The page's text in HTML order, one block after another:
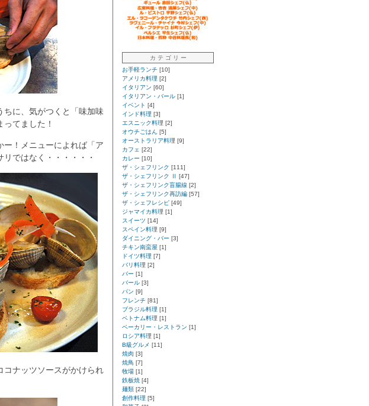
ちに、気がつくと「味加味
てました！
ー！メニューによれば「ア
ではなく・・・・・・
コナッツソースがかけられ
カ テ ゴ リ ー
お手軽ランチ [10]
アメリカ料理 [2]
イタリアン [60]
イタリアン・バール [1]
イベント [4]
インド料理 [3]
エスニック料理 [2]
オウチごはん [5]
オーストラリア料理 [9]
カフェ [22]
カレー [10]
ザ・シェフリンク [111]
ザ・シェフリンク Ⅱ [47]
ザ・シェフリンク盲腸線 [2]
ザ・シェフリンク再訪編 [57]
ザ・シェフレシピ [49]
ジャマイカ料理 [1]
スイーツ [14]
スペイン料理 [9]
ダイニング・バー [3]
チキン南蛮屋 [1]
ドイツ料理 [7]
バリ料理 [2]
バー [1]
バール [3]
パン [9]
フレンチ [81]
ブラジル料理 [1]
ベトナム料理 [1]
ベーカリー・レストラン [1]
ロシア料理 [1]
B級グルメ [11]
焼肉 [3]
焼鳥 [7]
牧場 [1]
鉄板焼 [4]
麺類 [22]
創作料理 [5]